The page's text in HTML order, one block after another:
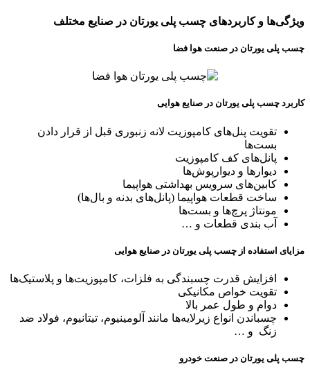
ویژگی‌ها و کاربردهای چسب پلی یورتان در صنایع مختلف
چسب پلی یورتان در صنعت هوا فضا
کاربرد چسب پلی یورتان در صنایع هوایی
تقویت پنل‌های کامپوزیت لانه زنبوری قبل از قرار دادن
بست‌ها
پانل‌های کف کامپوزیت
دیوارها و دیوارپوش‌ها
کابین‌های سرویس بهداشتی هواپیما
ساخت قطعات هواپیما (پانل‌های بدنه و بال‌ها)
مونتاژ پرچ‌ها و بست‌ها
آب بندی قطعات و …
مزایای استفاده از چسب پلی یورتان در صنایع هوایی
افزایش قدرت چسبندگی به فلزات، کامپوزیت‌ها و پلاستیک‌ها
تقویت خواص مکانیکی
دوام و طول عمر بالا
چسباندن انواع زیرلایه‌ها مانند آلومینیوم، تیتانیوم، فولاد ضد
زنگ و …
چسب پلی یورتان در صنعت خودرو